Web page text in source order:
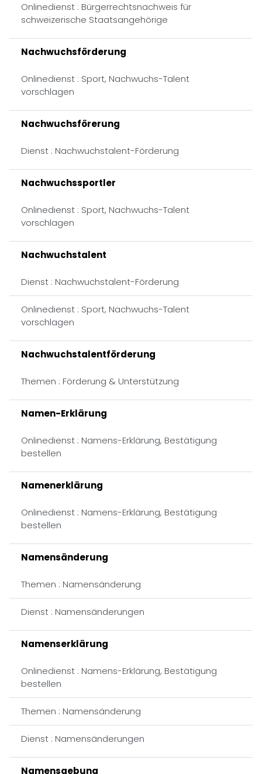
Onlinedienst : Bürgerrechtsnachweis für
schweizerische Staatsangehörige
Nachwuchsförderung
Onlinedienst : Sport, Nachwuchs-Talent
vorschlagen
Nachwuchsförerung
Dienst : Nachwuchstalent-Förderung
Nachwuchssportler
Onlinedienst : Sport, Nachwuchs-Talent
vorschlagen
Nachwuchstalent
Dienst : Nachwuchstalent-Förderung
Onlinedienst : Sport, Nachwuchs-Talent
vorschlagen
Nachwuchstalentförderung
Themen : Förderung & Unterstützung
Namen-Erklärung
Onlinedienst : Namens-Erklärung, Bestätigung
bestellen
Namenerklärung
Onlinedienst : Namens-Erklärung, Bestätigung
bestellen
Namensänderung
Themen : Namensänderung
Dienst : Namensänderungen
Namenserklärung
Onlinedienst : Namens-Erklärung, Bestätigung
bestellen
Themen : Namensänderung
Dienst : Namensänderungen
Namensgebung